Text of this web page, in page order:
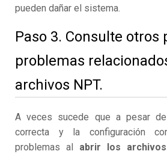
pueden dañar el sistema.
Paso 3. Consulte otros
problemas
archivos NPT.
A veces sucede que a pesar
correcta y la configuración
problemas al abrir los